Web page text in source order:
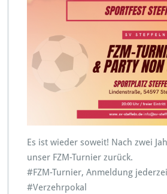
Es ist wieder soweit! Nach zwei
unser FZM-Turnier zurück.
#FZM-Turnier, Anmeldung
#Verzehrpokal